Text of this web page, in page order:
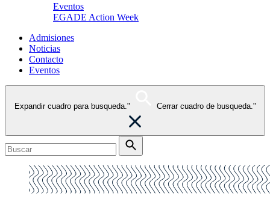
Eventos
EGADE Action Week
Admisiones
Noticias
Contacto
Eventos
Expandir cuadro para busqueda." Cerrar cuadro de busqueda."